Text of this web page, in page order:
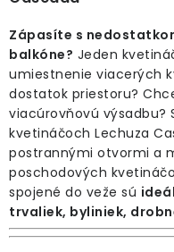
Zápasíte s
balkóne? Jeden
umiestnenie viacerých
dostatok priestoru?
viacúrovňovú výsadbu?
kvetináčoch Lechuza
postrannými otvormi a
poschodových
spojené do veže sú
trvaliek, byliniek,